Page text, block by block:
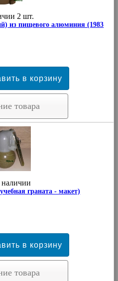
2 шт.
из пищевого алюминия (1983
товара
наличии
граната - макет)
товара